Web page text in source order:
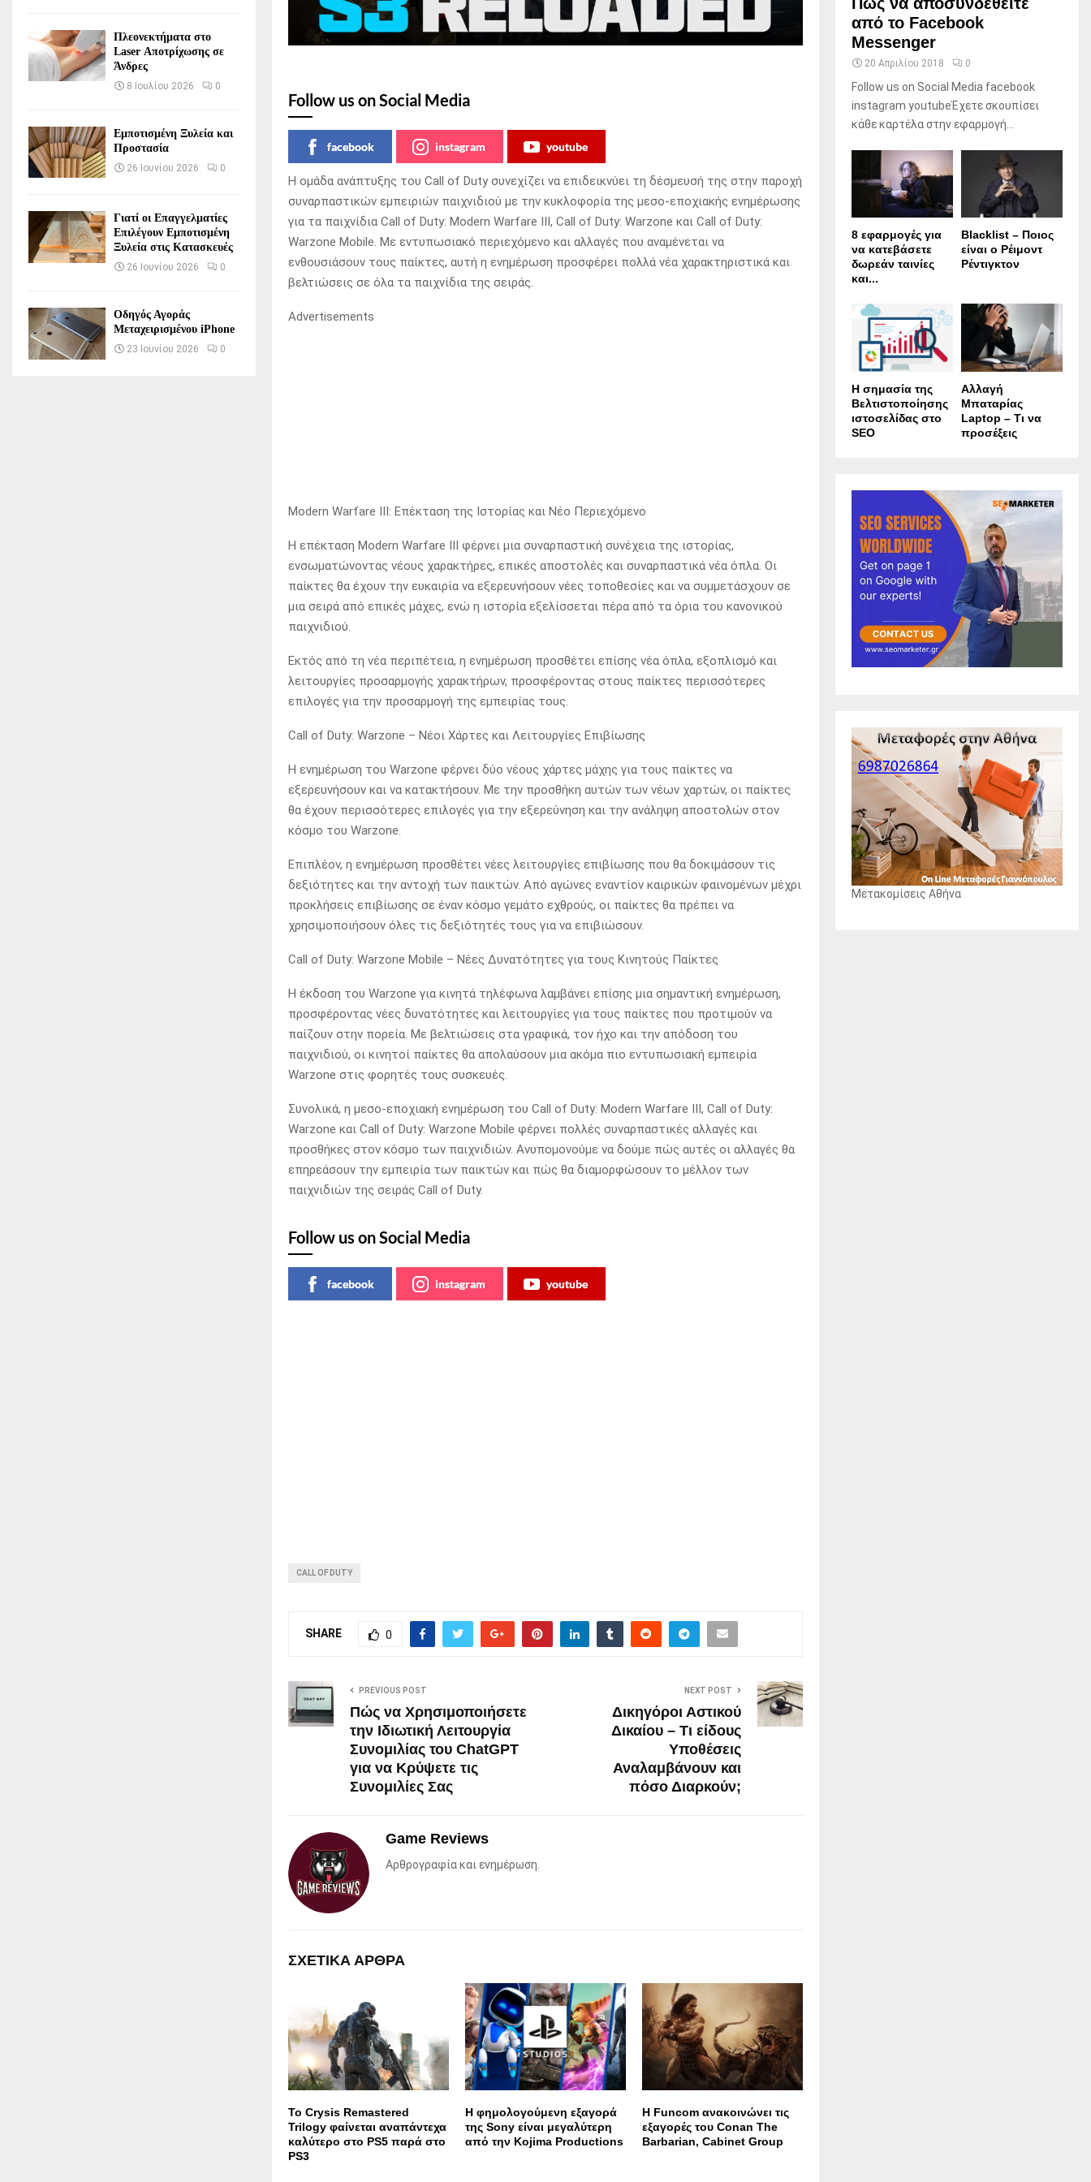
Follow us on Social Media
facebook instagram youtube
Η ομάδα ανάπτυξης του Call of Duty συνεχίζει να επιδεικνύει τη δέσμευσή της στην παροχή
συναρπαστικών εμπειριών παιχνιδιού με την κυκλοφορία της μεσο-εποχιακής ενημέρωσης
για τα παιχνίδια Call of Duty: Modern Warfare III, Call of Duty: Warzone και Call of Duty:
Warzone Mobile. Με εντυπωσιακό περιεχόμενο και αλλαγές που αναμένεται να
ενθουσιάσουν τους παίκτες, αυτή η ενημέρωση προσφέρει πολλά νέα χαρακτηριστικά και
βελτιώσεις σε όλα τα παιχνίδια της σειράς.
Advertisements
Modern Warfare III: Επέκταση της Ιστορίας και Νέο Περιεχόμενο
Η επέκταση Modern Warfare III φέρνει μια συναρπαστική συνέχεια της ιστορίας,
ενσωματώνοντας νέους χαρακτήρες, επικές αποστολές και συναρπαστικά νέα όπλα. Οι
παίκτες θα έχουν την ευκαιρία να εξερευνήσουν νέες τοποθεσίες και να συμμετάσχουν σε
μια σειρά από επικές μάχες, ενώ η ιστορία εξελίσσεται πέρα από τα όρια του κανονικού
παιχνιδιού.
Εκτός από τη νέα περιπέτεια, η ενημέρωση προσθέτει επίσης νέα όπλα, εξοπλισμό και
λειτουργίες προσαρμογής χαρακτήρων, προσφέροντας στους παίκτες περισσότερες
επιλογές για την προσαρμογή της εμπειρίας τους.
Call of Duty: Warzone – Νέοι Χάρτες και Λειτουργίες Επιβίωσης
Η ενημέρωση του Warzone φέρνει δύο νέους χάρτες μάχης για τους παίκτες να
εξερευνήσουν και να κατακτήσουν. Με την προσθήκη αυτών των νέων χαρτών, οι παίκτες
θα έχουν περισσότερες επιλογές για την εξερεύνηση και την ανάληψη αποστολών στον
κόσμο του Warzone.
Επιπλέον, η ενημέρωση προσθέτει νέες λειτουργίες επιβίωσης που θα δοκιμάσουν τις
δεξιότητες και την αντοχή των παικτών. Από αγώνες εναντίον καιρικών φαινομένων μέχρι
προκλήσεις επιβίωσης σε έναν κόσμο γεμάτο εχθρούς, οι παίκτες θα πρέπει να
χρησιμοποιήσουν όλες τις δεξιότητές τους για να επιβιώσουν.
Call of Duty: Warzone Mobile – Νέες Δυνατότητες για τους Κινητούς Παίκτες
Η έκδοση του Warzone για κινητά τηλέφωνα λαμβάνει επίσης μια σημαντική ενημέρωση,
προσφέροντας νέες δυνατότητες και λειτουργίες για τους παίκτες που προτιμούν να
παίζουν στην πορεία. Με βελτιώσεις στα γραφικά, τον ήχο και την απόδοση του
παιχνιδιού, οι κινητοί παίκτες θα απολαύσουν μια ακόμα πιο εντυπωσιακή εμπειρία
Warzone στις φορητές τους συσκευές.
Συνολικά, η μεσο-εποχιακή ενημέρωση του Call of Duty: Modern Warfare III, Call of Duty:
Warzone και Call of Duty: Warzone Mobile φέρνει πολλές συναρπαστικές αλλαγές και
προσθήκες στον κόσμο των παιχνιδιών. Ανυπομονούμε να δούμε πώς αυτές οι αλλαγές θα
επηρεάσουν την εμπειρία των παικτών και πώς θα διαμορφώσουν το μέλλον των
παιχνιδιών της σειράς Call of Duty.
Follow us on Social Media
facebook instagram youtube
CALL OF DUTY
SHARE 0
PREVIOUS POST
Πώς να Χρησιμοποιήσετε
την Ιδιωτική Λειτουργία
Συνομιλίας του ChatGPT
για να Κρύψετε τις
Συνομιλίες Σας
NEXT POST
Δικηγόροι Αστικού
Δικαίου – Τι είδους
Υποθέσεις
Αναλαμβάνουν και
πόσο Διαρκούν;
Game Reviews
Αρθρογραφία και ενημέρωση.
ΣΧΕΤΙΚΑ ΑΡΘΡΑ
Το Crysis Remastered
Trilogy φαίνεται αναπάντεχα
καλύτερο στο PS5 παρά στο
PS3
Η φημολογούμενη εξαγορά
της Sony είναι μεγαλύτερη
από την Kojima Productions
Η Funcom ανακοινώνει τις
εξαγορές του Conan The
Barbarian, Cabinet Group
Πλεονεκτήματα στο
Laser Αποτρίχωσης σε
Άνδρες
8 Ιουλίου 2026 0
Εμποτισμένη Ξυλεία και
Προστασία
26 Ιουνίου 2026 0
Γιατί οι Επαγγελματίες
Επιλέγουν Εμποτισμένη
Ξυλεία στις Κατασκευές
26 Ιουνίου 2026 0
Οδηγός Αγοράς
Μεταχειρισμένου iPhone
23 Ιουνίου 2026 0
από το Facebook
Messenger
20 Απριλίου 2018 0
Follow us on Social Media facebook
instagram youtubeΈχετε σκουπίσει
κάθε καρτέλα στην εφαρμογή...
8 εφαρμογές για
να κατεβάσετε
δωρεάν ταινίες
και...
Blacklist – Ποιος
είναι ο Ρέιμοντ
Ρέντιγκτον
Η σημασία της
Βελτιστοποίησης
ιστοσελίδας στο
SEO
Αλλαγή
Μπαταρίας
Laptop – Τι να
προσέξεις
Μετακομίσεις Αθήνα